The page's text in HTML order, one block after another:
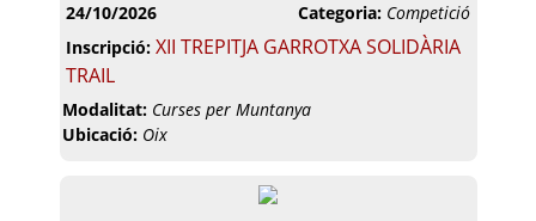
24/10/2026 Categoria: Competició
Inscripció: XII TREPITJA GARROTXA SOLIDÀRIA
TRAIL
Modalitat: Curses per Muntanya
Ubicació: Oix